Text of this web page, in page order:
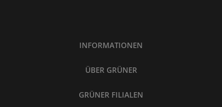
INFORMATIONEN
ÜBER GRÜNER
GRÜNER FILIALEN